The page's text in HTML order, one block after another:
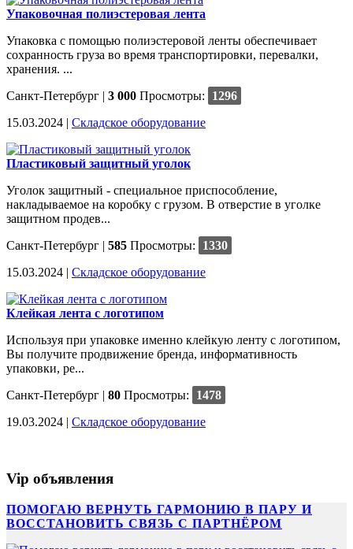
Упаковочная полиэстеровая лента
Упаковка с помощью полиэстеровой ленты обеспечивает
сохранность груза во время транспортировки, перевалки,
хранения. ...
Санкт-Петербург | 3 000 Просмотры:
1296
15.03.2024 | Cкладское оборудование
Пластиковый защитный уголок
Уголок защитный - специальное приспособление,
накладываемое на коробку с грузом. В отверстие в уголке
защитном продев...
Санкт-Петербург | 585 Просмотры:
1330
15.03.2024 | Cкладское оборудование
Клейкая лента с логотипом
Используя при упаковке именно клейкую ленту с логотипом,
Вы получите продвижение бренда, информативность
упаковки, ре...
Санкт-Петербург | 80 Просмотры:
1478
19.03.2024 | Cкладское оборудование
Vip объявления
ПОМОГАЮ ВЕРНУТЬ ГАРМОНИЮ В ПАРУ И
ВОССТАНОВИТЬ СВЯЗЬ С ПАРТНЁРОМ